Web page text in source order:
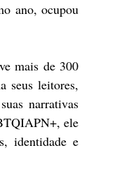
ano, ocupou
mais de 300
seus leitores,
narrativas
ele
identidade e